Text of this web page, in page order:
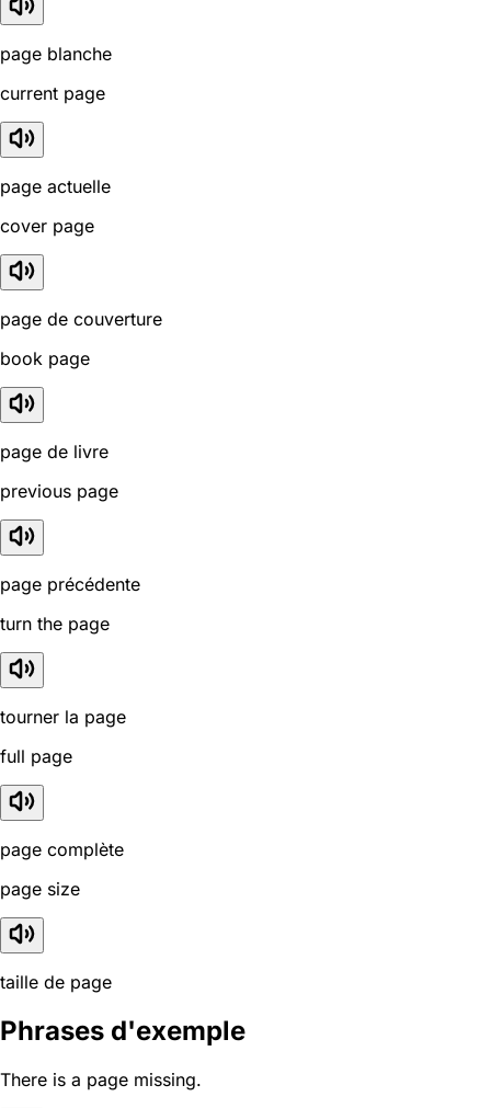
page blanche
current page
page actuelle
cover page
page de couverture
book page
page de livre
previous page
page précédente
turn the page
tourner la page
full page
page complète
page size
taille de page
Phrases d'exemple
There is a page missing.